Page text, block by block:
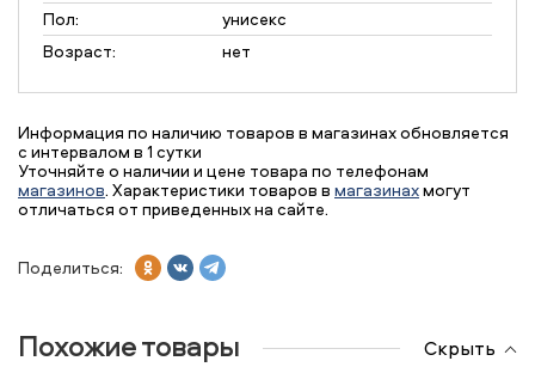
Пол:
унисекс
Возраст:
нет
Информация по наличию товаров в магазинах обновляется
с интервалом в 1 сутки
Уточняйте о наличии и цене товара по телефонам
магазинов. Характеристики товаров в магазинахмогут
отличаться от приведенных на сайте.
Поделиться:
Похожие товары Скрыть